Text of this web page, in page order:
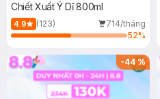
Chiết Xuất Ý Dĩ 800ml
4.9 (123)
714/tháng
52%
-44%